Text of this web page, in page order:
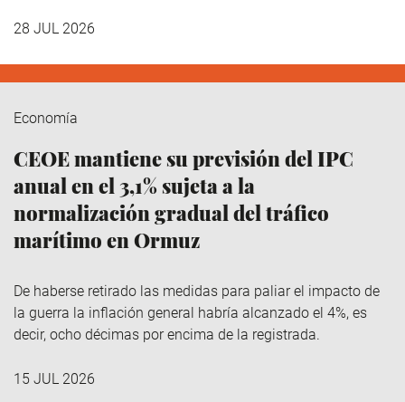
28 JUL 2026
Economía
CEOE mantiene su previsión del IPC
anual en el 3,1% sujeta a la
normalización gradual del tráfico
marítimo en Ormuz
De haberse retirado las medidas para paliar el impacto de
la guerra la inflación general habría alcanzado el 4%, es
decir, ocho décimas por encima de la registrada.
15 JUL 2026